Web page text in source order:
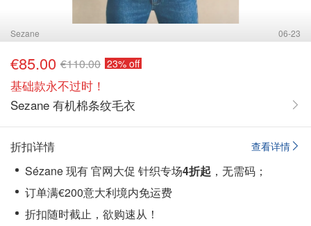
Sezane 06-23
€85.00 €110.00 23% off
基础款永不过时！
Sezane 有机棉条纹毛衣
查看详情
折扣详情
Sézane 现有 官网大促 针织专场4折起 ，无需码；
订单满€200意大利境内免运费
折扣随时截止，欲购速从！